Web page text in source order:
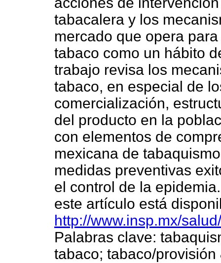
tabacalera y los
mercado que opera
tabaco como un hábito
trabajo revisa los
tabaco, en especial de
comercialización,
del producto en la
con elementos de
mexicana de
medidas preventivas
el control de la
este artículo está
http://www.insp.mx/
Palabras clave:
tabaco; tabaco/